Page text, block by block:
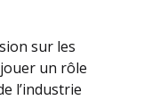
sur les
un rôle
l’industrie